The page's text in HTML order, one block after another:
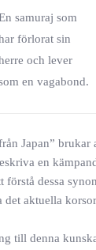
samuraj som
förlorat sin
och lever
en vagabond.
Japan” brukar
en
förstå dessa
det aktuella
till denna